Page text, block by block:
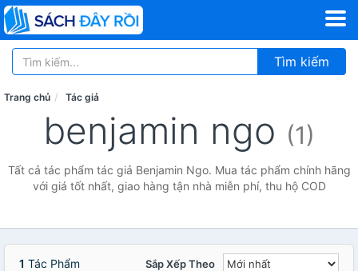
Tìm kiếm
Trang chủ Tác giả
benjamin ngo (1)
Tất cả tác phẩm tác giả Benjamin Ngo. Mua tác phẩm chính hãng
với giá tốt nhất, giao hàng tận nhà miễn phí, thu hộ COD
1 Tác Phẩm Sắp Xếp Theo